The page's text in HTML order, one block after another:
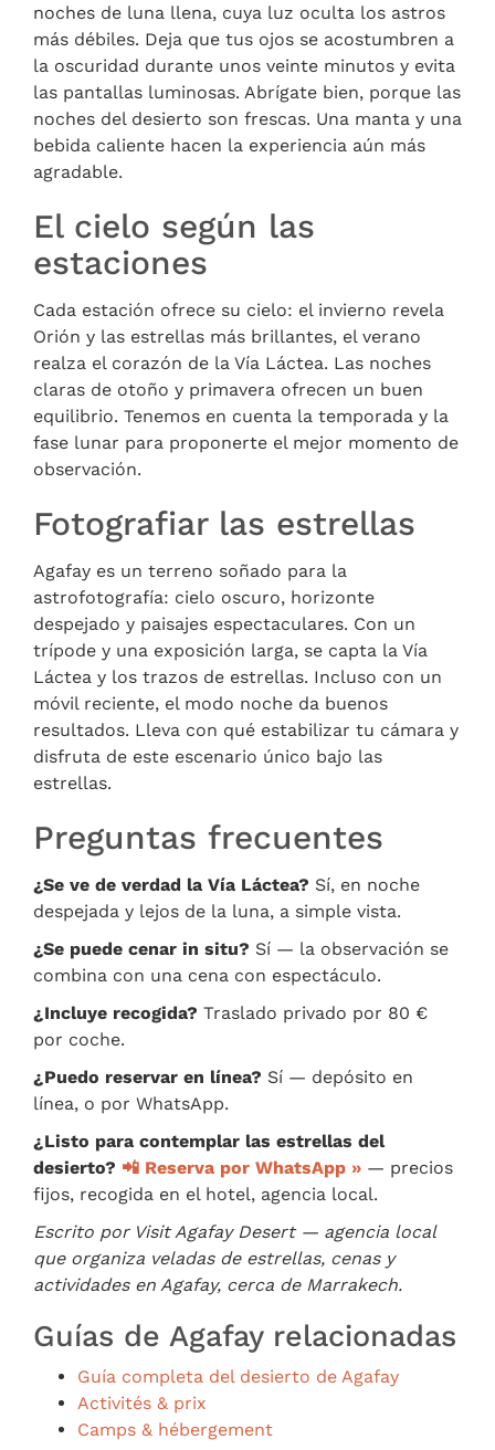
noches de luna llena, cuya luz oculta los astros
más débiles. Deja que tus ojos se acostumbren a
la oscuridad durante unos veinte minutos y evita
las pantallas luminosas. Abrígate bien, porque las
noches del desierto son frescas. Una manta y una
bebida caliente hacen la experiencia aún más
agradable.
El cielo según las
estaciones
Cada estación ofrece su cielo: el invierno revela
Orión y las estrellas más brillantes, el verano
realza el corazón de la Vía Láctea. Las noches
claras de otoño y primavera ofrecen un buen
equilibrio. Tenemos en cuenta la temporada y la
fase lunar para proponerte el mejor momento de
observación.
Fotografiar las estrellas
Agafay es un terreno soñado para la
astrofotografía: cielo oscuro, horizonte
despejado y paisajes espectaculares. Con un
trípode y una exposición larga, se capta la Vía
Láctea y los trazos de estrellas. Incluso con un
móvil reciente, el modo noche da buenos
resultados. Lleva con qué estabilizar tu cámara y
disfruta de este escenario único bajo las
estrellas.
Preguntas frecuentes
¿Se ve de verdad la Vía Láctea? Sí, en noche
despejada y lejos de la luna, a simple vista.
¿Se puede cenar in situ? Sí — la observación se
combina con una cena con espectáculo.
¿Incluye recogida? Traslado privado por 80 €
por coche.
¿Puedo reservar en línea? Sí — depósito en
línea, o por WhatsApp.
¿Listo para contemplar las estrellas del
desierto? 📲 Reserva por WhatsApp » — precios
fijos, recogida en el hotel, agencia local.
Escrito por Visit Agafay Desert — agencia local
que organiza veladas de estrellas, cenas y
actividades en Agafay, cerca de Marrakech.
Guías de Agafay relacionadas
Guía completa del desierto de Agafay
Activités & prix
Camps & hébergement